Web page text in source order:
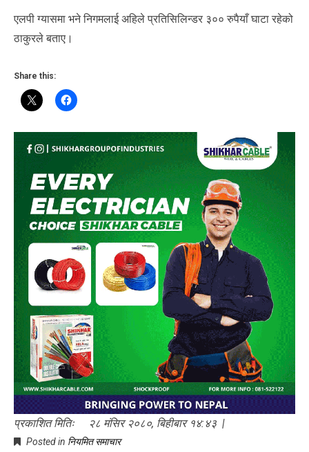
एलपी ग्यासमा भने निगमलाई अहिले प्रतिसिलिन्डर ३०० रुपैयाँ घाटा रहेको
ठाकुरले बताए।
Share this:
प्रकाशित मितिः २८ मंसिर २०८०, बिहीबार १४:४३ |
Posted in नियमित समाचार